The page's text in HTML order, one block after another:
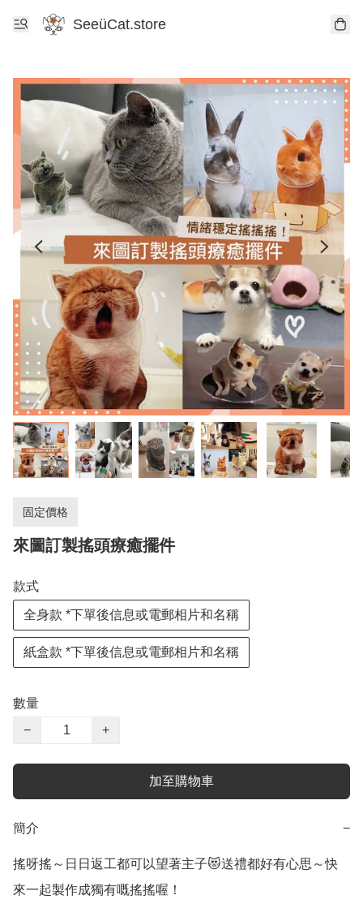
SeeüCat.store
固定價格
來圖訂製搖頭療癒擺件
款式
全身款 *下單後信息或電郵相片和名稱
紙盒款 *下單後信息或電郵相片和名稱
數量
−
+
加至購物車
簡介 −
搖呀搖～日日返工都可以望著主子😻送禮都好有心思～快
來一起製作成獨有嘅搖搖喔！